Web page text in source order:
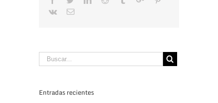
Vk
Email
Entradas recientes